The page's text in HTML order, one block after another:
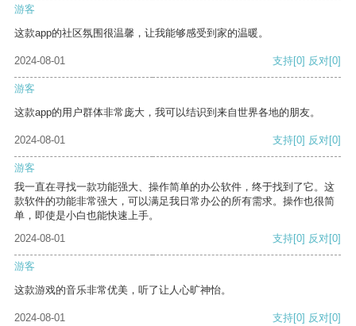
游客
这款app的社区氛围很温馨，让我能够感受到家的温暖。
2024-08-01 支持[0] 反对[0]
游客
这款app的用户群体非常庞大，我可以结识到来自世界各地的朋友。
2024-08-01 支持[0] 反对[0]
游客
我一直在寻找一款功能强大、操作简单的办公软件，终于找到了它。这
款软件的功能非常强大，可以满足我日常办公的所有需求。操作也很简
单，即使是小白也能快速上手。
2024-08-01
支持[0] 反对[0]
游客
这款游戏的音乐非常优美，听了让人心旷神怡。
2024-08-01 支持[0] 反对[0]